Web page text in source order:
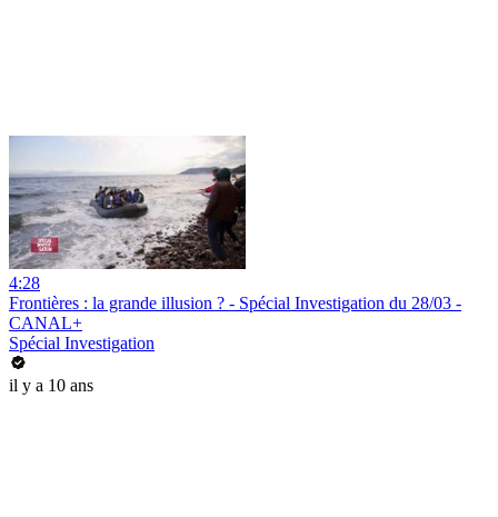
4:28
Frontières : la grande illusion ? - Spécial Investigation du 28/03 -
CANAL+
Spécial Investigation
il y a 10 ans